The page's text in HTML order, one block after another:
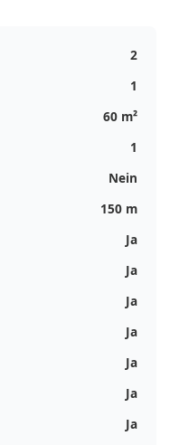
2
1
60 m²
1
Nein
150 m
Ja
Ja
Ja
Ja
Ja
Ja
Ja